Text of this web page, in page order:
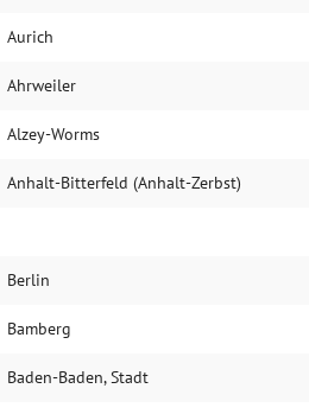
Aurich
Ahrweiler
Alzey-Worms
Anhalt-Bitterfeld (Anhalt-Zerbst)
Berlin
Bamberg
Baden-Baden, Stadt